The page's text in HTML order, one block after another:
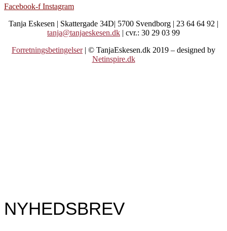
Facebook-f Instagram
Tanja Eskesen | Skattergade 34D| 5700 Svendborg | 23 64 64 92 |
tanja@tanjaeskesen.dk | cvr.: 30 29 03 99
Forretningsbetingelser | © TanjaEskesen.dk 2019 – designed by
Netinspire.dk
NYHEDSBREV